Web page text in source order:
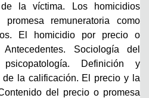
la víctima. Los homicidios
remuneratoria como
El homicidio por precio o
Antecedentes. Sociología del
Definición y
de la calificación. El precio y la
del precio o promesa